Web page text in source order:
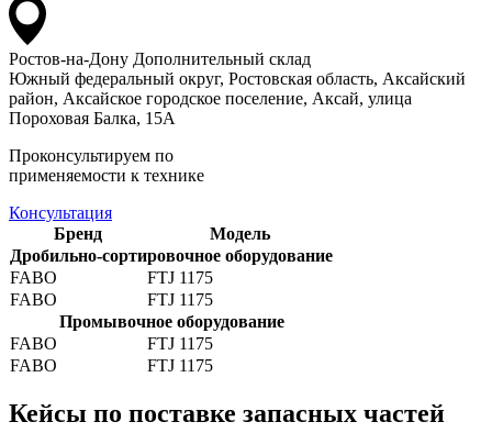
Ростов-на-Дону Дополнительный склад
Южный федеральный округ, Ростовская область, Аксайский
район, Аксайское городское поселение, Аксай, улица
Пороховая Балка, 15А
Проконсультируем по
применяемости к технике
Консультация
Бренд
Модель
Дробильно-сортировочное оборудование
FABO
FTJ 1175
FABO
FTJ 1175
Промывочное оборудование
FABO
FTJ 1175
FABO
FTJ 1175
Кейсы по поставке запасных частей